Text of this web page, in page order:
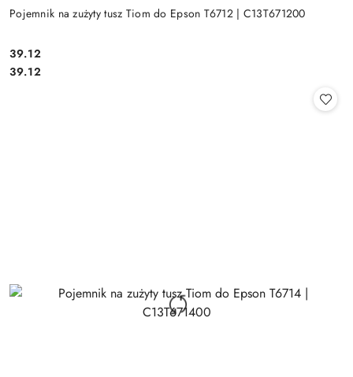
Pojemnik na zużyty tusz Tiom do Epson T6712 | C13T671200
Cena:
39.12
Cena:
39.12